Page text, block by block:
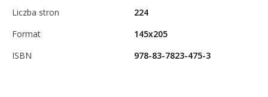
Liczba stron
224
Format
145x205
ISBN
978-83-7823-475-3